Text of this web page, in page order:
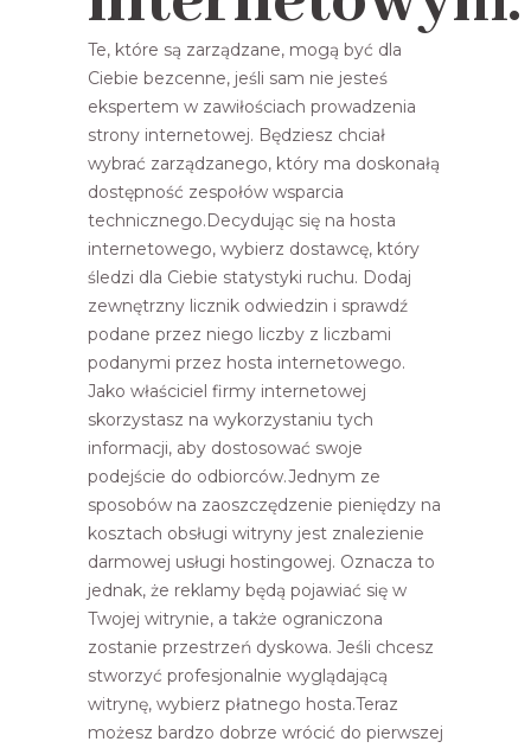
Te, które są zarządzane, mogą być dla
Ciebie bezcenne, jeśli sam nie jesteś
ekspertem w zawiłościach prowadzenia
strony internetowej. Będziesz chciał
wybrać zarządzanego, który ma doskonałą
dostępność zespołów wsparcia
technicznego.Decydując się na hosta
internetowego, wybierz dostawcę, który
śledzi dla Ciebie statystyki ruchu. Dodaj
zewnętrzny licznik odwiedzin i sprawdź
podane przez niego liczby z liczbami
podanymi przez hosta internetowego.
Jako właściciel firmy internetowej
skorzystasz na wykorzystaniu tych
informacji, aby dostosować swoje
podejście do odbiorców.Jednym ze
sposobów na zaoszczędzenie pieniędzy na
kosztach obsługi witryny jest znalezienie
darmowej usługi hostingowej. Oznacza to
jednak, że reklamy będą pojawiać się w
Twojej witrynie, a także ograniczona
zostanie przestrzeń dyskowa. Jeśli chcesz
stworzyć profesjonalnie wyglądającą
witrynę, wybierz płatnego hosta.Teraz
możesz bardzo dobrze wrócić do pierwszej